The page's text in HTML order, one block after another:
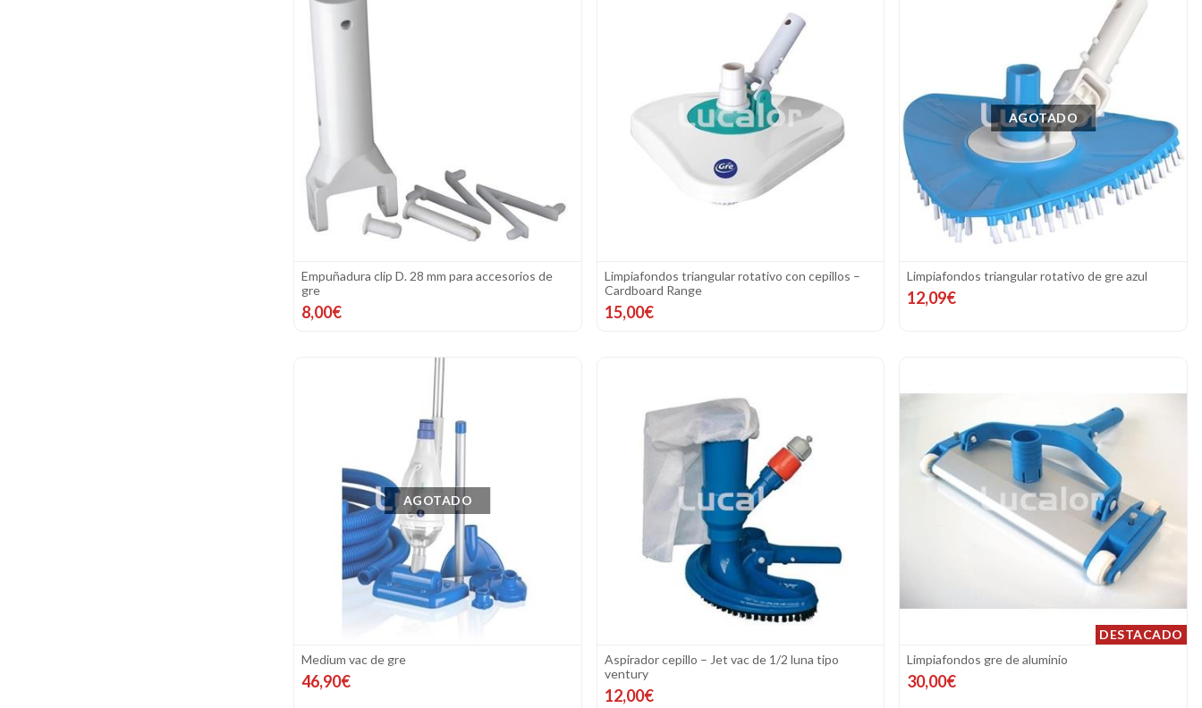
Empuñadura clip D. 28 mm para accesorios de
gre
8,00€
Limpiafondos triangular rotativo con cepillos –
Cardboard Range
15,00€
AGOTADO
Limpiafondos triangular rotativo de gre azul
12,09€
AGOTADO
Medium vac de gre
46,90€
Aspirador cepillo – Jet vac de 1/2 luna tipo
ventury
12,00€
DESTACADO
Limpiafondos gre de aluminio
30,00€